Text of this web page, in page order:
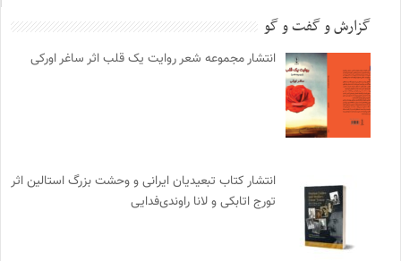
گزارش و گفت و گو
انتشار مجموعه شعر روایت یک قلب اثر ساغر اورکی
انتشار کتاب تبعیدیان ایرانی و وحشت بزرگ استالین اثر
تورج اتابکی و لانا راوندی‌فدایی